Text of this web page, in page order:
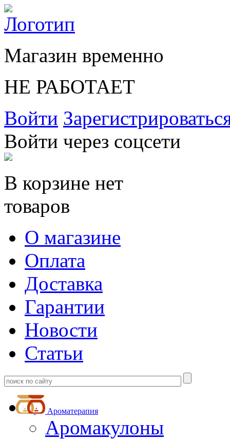
Магазин временно
НЕ РАБОТАЕТ
Войти
Войти через соцсети
В корзине нет
товаров
О магазине
Оплата
Доставка
Гарантии
Новости
Статьи
Ароматерапия
Аромакулоны